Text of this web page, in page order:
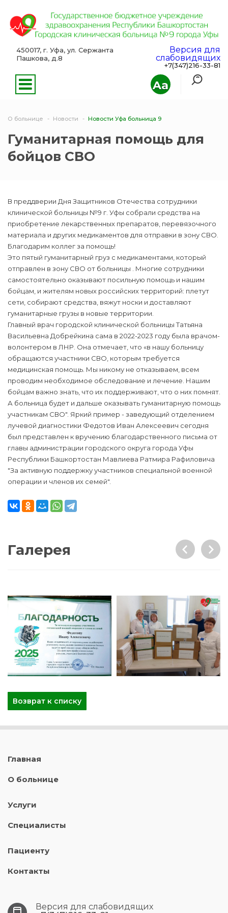
Aa
450017, г. Уфа, ул. Сержанта
Пашкова, д.8
Версия для
слабовидящих
+7(347)216-33-81
О больнице Новости Новости Уфа больница 9
Гуманитарная помощь для
бойцов СВО
В преддверии Дня Защитников Отечества сотрудники
клинической больницы №9 г. Уфы собрали средства на
приобретение лекарственных препаратов, перевязочного
материала и других медикаментов для отправки в зону СВО.
Благодарим коллег за помощь!
Это пятый гуманитарный груз с медикаментами, который
отправлен в зону СВО от больницы . Многие сотрудники
самостоятельно оказывают посильную помощь и нашим
бойцам, и жителям новых российских территорий: плетут
сети, собирают средства, вяжут носки и доставляют
гуманитарные грузы в новые территории.
Главный врач городской клинической больницы Татьяна
Васильевна Добрейкина сама в 2022-2023 году была врачом-
волонтером в ЛНР. Она отмечает, что «в нашу больницу
обращаются участники СВО, которым требуется
медицинская помощь. Мы никому не отказываем, всем
проводим необходимое обследование и лечение. Нашим
бойцам важно знать, что их поддерживают, что о них помнят.
А больница будет и дальше оказывать гуманитарную помощь
участникам СВО". Яркий пример - заведующий отделением
лучевой диагностики Федотов Иван Алексеевич сегодня
был представлен к вручению благодарственного письма от
главы администрации городского округа города Уфы
Республики Башкортостан Мавлиева Ратмира Рафиловича
"За активную поддержку участников специальной военной
операции и членов их семей".
Галерея
Возврат к списку
Главная
О больнице
Услуги
Специалисты
Пациенту
Контакты
Версия для слабовидящих